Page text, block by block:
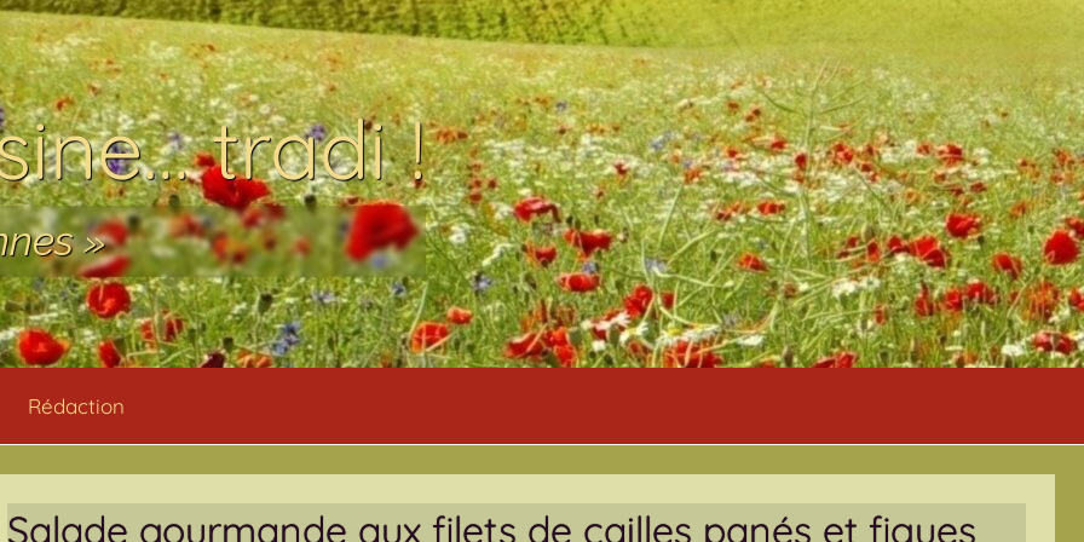
tradi !
»
Rédaction
Salade gourmande aux filets de cailles panés et figues